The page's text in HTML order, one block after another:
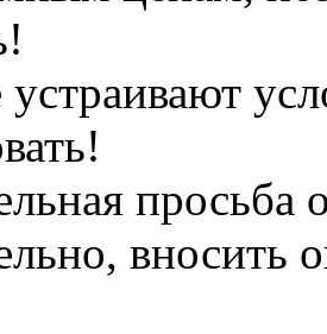
устраивают
просьба
вносить